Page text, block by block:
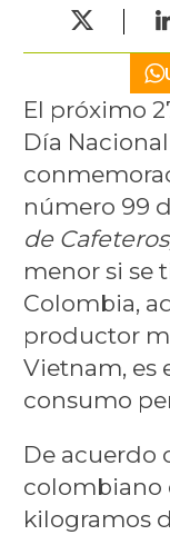
El próximo
Día
número 99
de
menor si se
Colombia,
productor
Vietnam, es
consumo
De acuerdo
colombiano
kilogramos